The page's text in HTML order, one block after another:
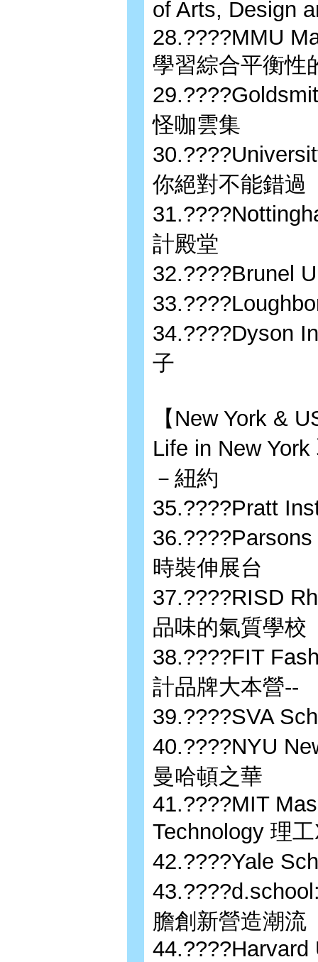
of Arts, Design
28.????MMU
學習綜合平衡性
怪咖雲集
你絕對不能錯過
計殿堂
32.????Brunel
34.????Dyson
子
【New York &
Life in New
－紐約
35.????Pratt
時裝伸展台
37.????RISD
品味的氣質學校
38.????FIT
計品牌大本營--
39.????SVA
40.????NYU
曼哈頓之華
41.????MIT
Technology 理
42.????Yale
膽創新營造潮流